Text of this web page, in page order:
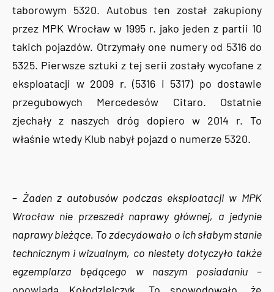
taborowym 5320. Autobus ten został zakupiony
przez MPK Wrocław w 1995 r. jako jeden z partii 10
takich pojazdów. Otrzymały one numery od 5316 do
5325. Pierwsze sztuki z tej serii zostały wycofane z
eksploatacji w 2009 r. (5316 i 5317) po dostawie
przegubowych Mercedesów Citaro. Ostatnie
zjechały z naszych dróg dopiero w 2014 r. To
właśnie wtedy Klub nabył pojazd o numerze 5320.
– Żaden z autobusów podczas eksploatacji w MPK
Wrocław nie przeszedł naprawy głównej, a jedynie
naprawy bieżące. To zdecydowało o ich słabym stanie
technicznym i wizualnym, co niestety dotyczyło także
egzemplarza będącego w naszym posiadaniu–